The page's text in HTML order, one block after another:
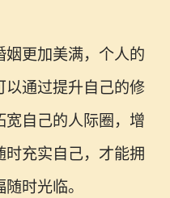
姻更加美满，个人的
以通过提升自己的修
宽自己的人际圈，增
充实自己，才能拥
时光临。